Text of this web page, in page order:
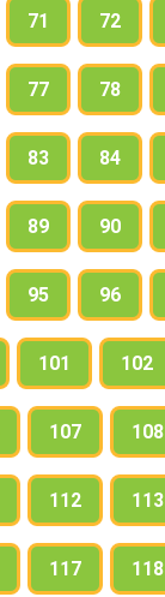
71 72
77 78
83 84
89 90
95 96
101 102
107 108
112 113
117 118